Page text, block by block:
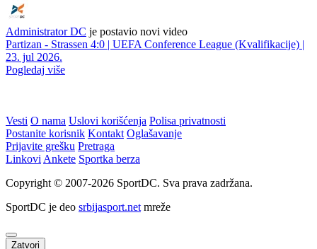
Administrator DC je postavio novi video
Partizan - Strassen 4:0 | UEFA Conference League (Kvalifikacije) |
23. jul 2026.
Pogledaj više
Vesti O nama Uslovi korišćenja Polisa privatnosti
Postanite korisnik Kontakt Oglašavanje
Prijavite grešku Pretraga
Linkovi Ankete Sportka berza
Copyright © 2007-2026 SportDC. Sva prava zadržana.
SportDC je deo srbijasport.net mreže
Zatvori